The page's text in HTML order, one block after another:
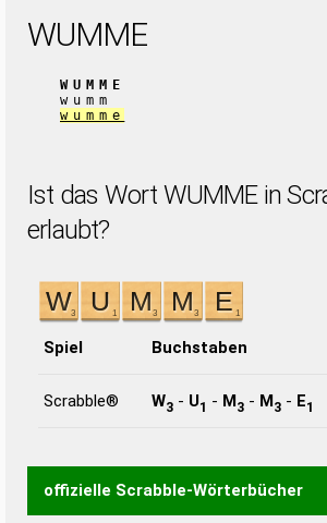
WUMME
WUMME
wumm
wumme
Ist das Wort WUMME in
erlaubt?
Spiel Buchstaben
Scrabble® W3 - U1 - M3 - M3 - E1
offizielle Scrabble-Wörterbücher